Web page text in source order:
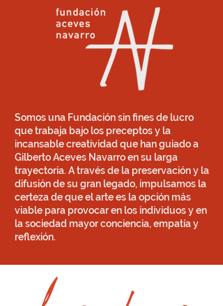
Somos una Fundación sin fines de lucro
que trabaja bajo los preceptos y la
incansable creatividad que han guiado a
Gilberto Aceves Navarro en su larga
trayectoria. A través de la preservación y la
difusión de su gran legado, impulsamos la
certeza de que el arte es la opción más
viable para provocar en los individuos y en
la sociedad mayor conciencia, empatía y
reflexión.